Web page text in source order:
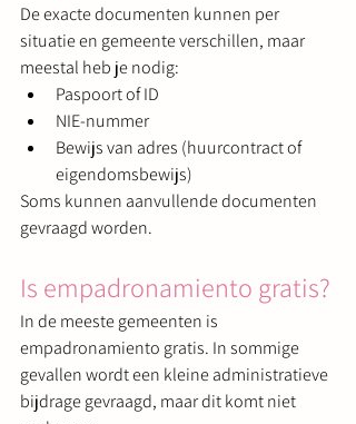
De exacte documenten kunnen per
situatie en gemeente verschillen, maar
meestal heb je nodig:
Paspoort of ID
NIE-nummer
Bewijs van adres (huurcontract of
eigendomsbewijs)
Soms kunnen aanvullende documenten
gevraagd worden.
Is empadronamiento gratis?
In de meeste gemeenten is
empadronamiento gratis. In sommige
gevallen wordt een kleine administratieve
bijdrage gevraagd, maar dit komt niet